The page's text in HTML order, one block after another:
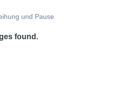
und Pause
found.